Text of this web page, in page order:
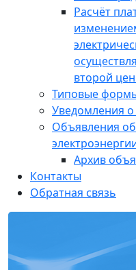
Расчёт
второй
Типовые
Уведомления
Объявления
Архив
Контакты
Обратная связь